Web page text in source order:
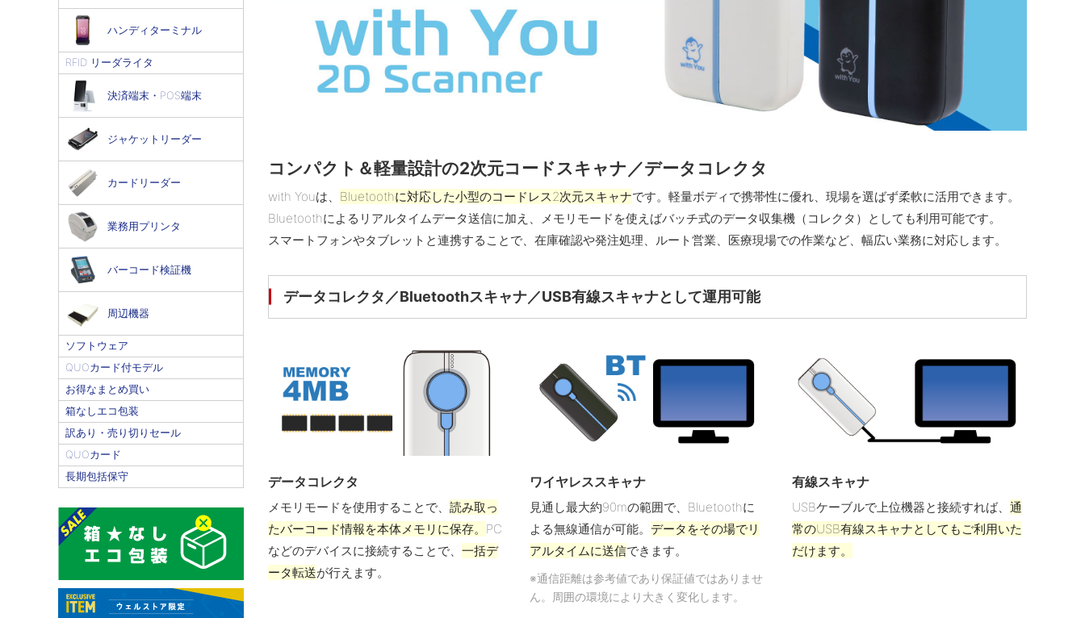
ハンディターミナル
RFID リーダライタ
決済端末・POS端末
ジャケットリーダー
カードリーダー
業務用プリンタ
バーコード検証機
周辺機器
ソフトウェア
QUOカード付モデル
お得なまとめ買い
箱なしエコ包装
訳あり・売り切りセール
QUOカード
長期包括保守
コンパクト＆軽量設計の2次元コードスキャナ／データコレクタ
with Youは、 Bluetoothに対応した小型のコードレス2次元スキャナです。軽量ボディで携帯性に優れ、現場を選ばず柔軟に活用できます。
Bluetoothによるリアルタイムデータ送信に加え、メモリモードを使えばバッチ式のデータ収集機（コレクタ）としても利用可能です。
スマートフォンやタブレットと連携することで、在庫確認や発注処理、ルート営業、医療現場での作業など、幅広い業務に対応します。
データコレクタ／Bluetoothスキャナ／USB有線スキャナとして運用可能
データコレクタ
メモリモードを使用することで、 読み取っ
たバーコード情報を本体メモリに保存。 PC
などのデバイスに接続することで、 一括デ
ータ転送が行えます。
ワイヤレススキャナ
見通し最大約90mの範囲で、Bluetoothに
よる無線通信が可能。 データをその場でリ
アルタイムに送信できます。
※通信距離は参考値であり保証値ではありませ
ん。周囲の環境により大きく変化します。
有線スキャナ
USBケーブルで上位機器と接続すれば、 通
常のUSB有線スキャナとしてもご利用いた
だけます。